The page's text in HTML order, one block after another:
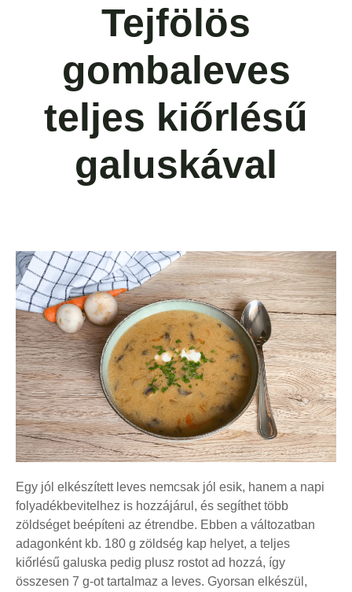
Tejfölös
gombaleves
teljes kiőrlésű
galuskával
Egy jól elkészített leves nemcsak jól esik, hanem a napi
folyadékbevitelhez is hozzájárul, és segíthet több
zöldséget beépíteni az étrendbe. Ebben a változatban
adagonként kb. 180 g zöldség kap helyet, a teljes
kiőrlésű galuska pedig plusz rostot ad hozzá, így
összesen 7 g-ot tartalmaz a leves. Gyorsan elkészül,